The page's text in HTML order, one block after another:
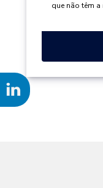
que não têm